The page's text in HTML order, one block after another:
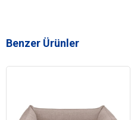
Benzer Ürünler